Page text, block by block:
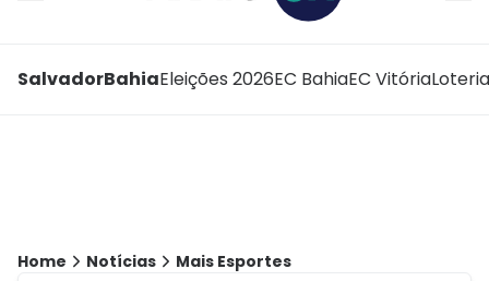
SalvadorBahiaEleições 2026EC BahiaEC Vitória
Home Notícias Mais Esportes